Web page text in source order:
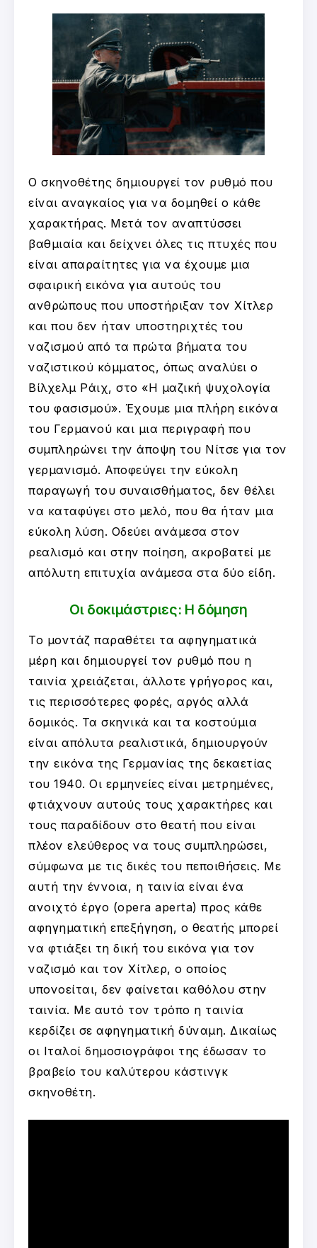
Ο σκηνοθέτης δημιουργεί τον ρυθμό που
είναι αναγκαίος για να δομηθεί ο κάθε
χαρακτήρας. Μετά τον αναπτύσσει
βαθμιαία και δείχνει όλες τις πτυχές που
είναι απαραίτητες για να έχουμε μια
σφαιρική εικόνα για αυτούς του
ανθρώπους που υποστήριξαν τον Χίτλερ
και που δεν ήταν υποστηριχτές του
ναζισμού από τα πρώτα βήματα του
ναζιστικού κόμματος, όπως αναλύει ο
Βίλχελμ Ράιχ, στο «Η μαζική ψυχολογία
του φασισμού». Έχουμε μια πλήρη εικόνα
του Γερμανού και μια περιγραφή που
συμπληρώνει την άποψη του Νίτσε για τον
γερμανισμό. Αποφεύγει την εύκολη
παραγωγή του συναισθήματος, δεν θέλει
να καταφύγει στο μελό, που θα ήταν μια
εύκολη λύση. Οδεύει ανάμεσα στον
ρεαλισμό και στην ποίηση, ακροβατεί με
απόλυτη επιτυχία ανάμεσα στα δύο είδη.
Οι δοκιμάστριες: Η δόμηση
Το μοντάζ παραθέτει τα αφηγηματικά
μέρη και δημιουργεί τον ρυθμό που η
ταινία χρειάζεται, άλλοτε γρήγορος και,
τις περισσότερες φορές, αργός αλλά
δομικός. Τα σκηνικά και τα κοστούμια
είναι απόλυτα ρεαλιστικά, δημιουργούν
την εικόνα της Γερμανίας της δεκαετίας
του 1940. Οι ερμηνείες είναι μετρημένες,
φτιάχνουν αυτούς τους χαρακτήρες και
τους παραδίδουν στο θεατή που είναι
πλέον ελεύθερος να τους συμπληρώσει,
σύμφωνα με τις δικές του πεποιθήσεις. Με
αυτή την έννοια, η ταινία είναι ένα
ανοιχτό έργο (opera aperta) προς κάθε
αφηγηματική επεξήγηση, ο θεατής μπορεί
να φτιάξει τη δική του εικόνα για τον
ναζισμό και τον Χίτλερ, ο οποίος
υπονοείται, δεν φαίνεται καθόλου στην
ταινία. Με αυτό τον τρόπο η ταινία
κερδίζει σε αφηγηματική δύναμη. Δικαίως
οι Ιταλοί δημοσιογράφοι της έδωσαν το
βραβείο του καλύτερου κάστινγκ
σκηνοθέτη.